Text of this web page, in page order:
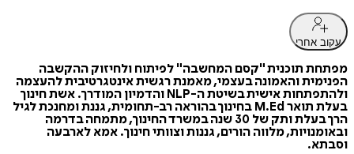
עקוב אחרי
מפתחת תוכנית "קסם המחשבה" לפיתוח ולחיזוק ההקשבה
הפנימית והאמונה בעצמי, מאמנת רגשית אינטגרטיבית להעצמה
ולהתפתחות אישית בשיטת ה-NLP והדמיון המודרך. אשת חינוך
בעלת תואר M.Ed בחינוך בהוראה רב-תחומית, גננת ומחנכת לגיל
הרך בעלת ותק של 30 שנה במשרד החינוך, מתמחה בדרמה
ובאומנויות, מלווה הורים, גננות וצוותי חינוך. אמא לארבעה
וסבתא.